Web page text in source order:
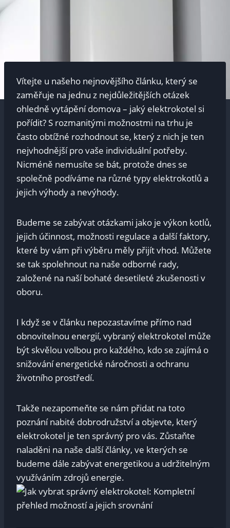
Vítejte u našeho nejnovějšího článku, který se
zaměřuje na jednu z nejdůležitějších otázek
ohledně vytápění domova – jaký elektrokotel si
pořídit? S rozmanitými možnostmi na trhu je
často obtížné rozhodnout se, který z nich je ten
nejvhodnější pro vaše individuální potřeby.
Nicméně nemusíte se bát, protože dnes se
společně podíváme na různé typy elektrokotlů a
jejich výhody a nevýhody.
Budeme se zabývat otázkami jako je výkon kotlů,
jejich účinnost, možnosti regulace a další faktory,
které by vám při výběru měly přijít vhod. Můžete
se tak spolehnout na naše odborné rady,
založené na naší bohaté desetileté zkušenosti v
oboru.
I když se v článku nepozastavíme přímo nad
obnovitelnou energií, vybraný elektrokotel může
být skvělou volbou pro každého, kdo se zajímá o
snižování energetické náročnosti a ochranu
životního prostředí.
Takže nezapomeňte se nám přidat na toto
poznání nabité dobrodružství a objevte, který
elektrokotel je ten správný pro vás. Zůstaňte
naladěni na naše další články, ve kterých se
budeme dále zabývat energetikou a udržitelným
využíváním zdrojů energie.